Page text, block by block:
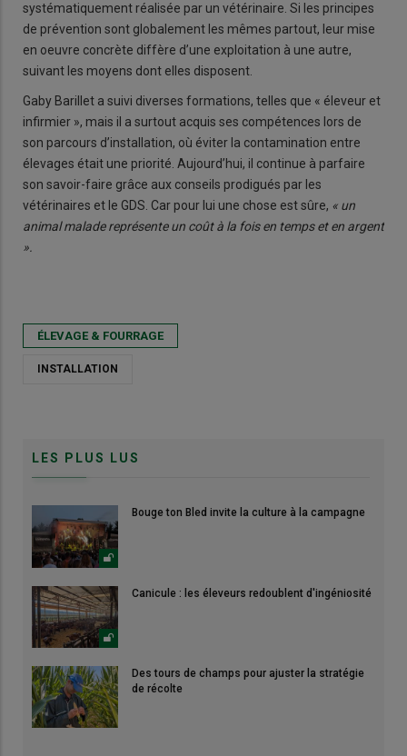
systématiquement réalisée par un vétérinaire. Si les principes
de prévention sont globalement les mêmes partout, leur mise
en oeuvre concrète diffère d’une exploitation à une autre,
suivant les moyens dont elles disposent.
Gaby Barillet a suivi diverses formations, telles que « éleveur et
infirmier », mais il a surtout acquis ses compétences lors de
son parcours d’installation, où éviter la contamination entre
élevages était une priorité. Aujourd’hui, il continue à parfaire
son savoir-faire grâce aux conseils prodigués par les
vétérinaires et le GDS. Car pour lui une chose est sûre, « un
animal malade représente un coût à la fois en temps et en argent
».
ÉLEVAGE & FOURRAGE
INSTALLATION
LES PLUS LUS
Bouge ton Bled invite la culture à la campagne
Canicule : les éleveurs redoublent d'ingéniosité
Des tours de champs pour ajuster la stratégie
de récolte